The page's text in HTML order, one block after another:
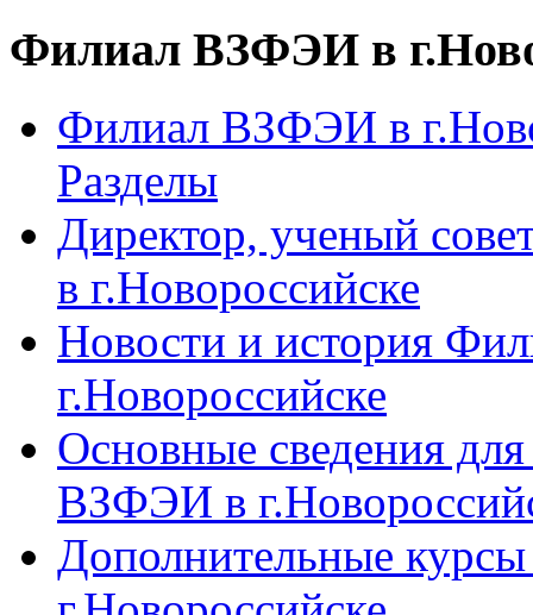
Филиал ВЗФЭИ в
Филиал ВЗФЭИ в
Разделы
Директор, ученый
в г.Новороссийске
Новости и история
г.Новороссийске
Основные сведения
ВЗФЭИ в
Дополнительные